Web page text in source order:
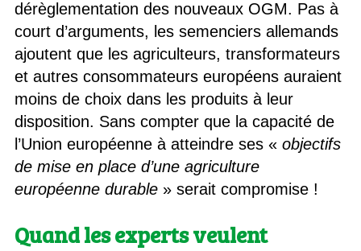
dérèglementation des nouveaux OGM. Pas à
court d’arguments, les semenciers allemands
ajoutent que les agriculteurs, transformateurs
et autres consommateurs européens auraient
moins de choix dans les produits à leur
disposition. Sans compter que la capacité de
l’Union européenne à atteindre ses « objectifs
de mise en place d’une agriculture
européenne durable» serait compromise !
Quand les experts veulent